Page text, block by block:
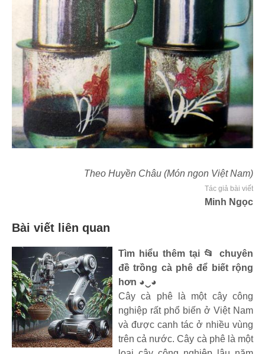
Theo Huyền Châu (Món ngon Việt Nam)
Tác giả bài viết
Minh Ngọc
Bài viết liên quan
Tìm hiểu thêm tại 📂 chuyên
đề trồng cà phê để biết rộng
hơn ◕‿◕
Cây cà phê là một cây công
nghiệp rất phổ biến ở Việt Nam
và được canh tác ở nhiều vùng
trên cả nước. Cây cà phê là một